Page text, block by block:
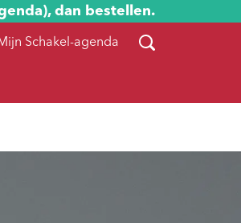
dan bestellen.
Mijn Schakel-agenda